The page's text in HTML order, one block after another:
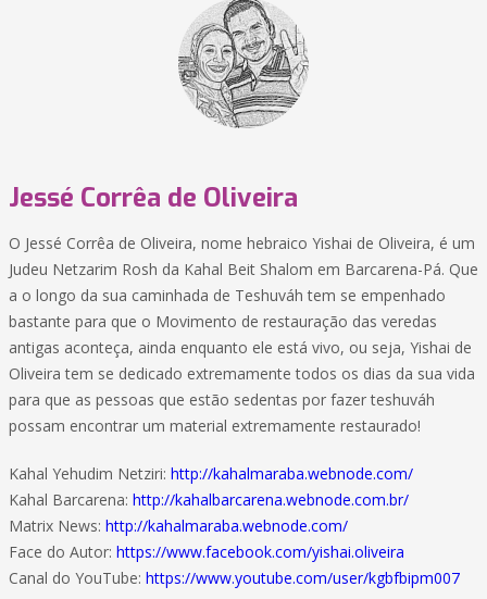
Jessé Corrêa de Oliveira
O Jessé Corrêa de Oliveira, nome hebraico Yishai de Oliveira, é um
Judeu Netzarim Rosh da Kahal Beit Shalom em Barcarena-Pá. Que
a o longo da sua caminhada de Teshuváh tem se empenhado
bastante para que o Movimento de restauração das veredas
antigas aconteça, ainda enquanto ele está vivo, ou seja, Yishai de
Oliveira tem se dedicado extremamente todos os dias da sua vida
para que as pessoas que estão sedentas por fazer teshuváh
possam encontrar um material extremamente restaurado!
Kahal Yehudim Netziri: http://kahalmaraba.webnode.com/
Kahal Barcarena: http://kahalbarcarena.webnode.com.br/
Matrix News: http://kahalmaraba.webnode.com/
Face do Autor: https://www.facebook.com/yishai.oliveira
Canal do YouTube: https://www.youtube.com/user/kgbfbipm007